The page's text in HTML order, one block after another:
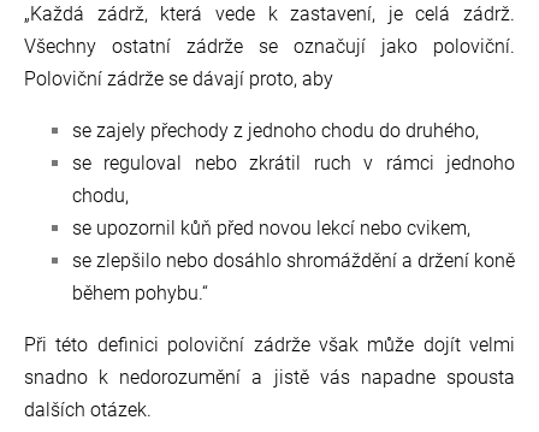
„Každá zádrž, která vede k zastavení, je celá zádrž.
Všechny ostatní zádrže se označují jako poloviční.
Poloviční zádrže se dávají proto, aby
se zajely přechody z jednoho chodu do druhého,
se reguloval nebo zkrátil ruch v rámci jednoho
chodu,
se upozornil kůň před novou lekcí nebo cvikem,
se zlepšilo nebo dosáhlo shromáždění a držení koně
během pohybu.“
Při této definici poloviční zádrže však může dojít velmi
snadno k nedorozumění a jistě vás napadne spousta
dalších otázek.